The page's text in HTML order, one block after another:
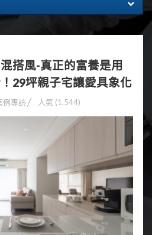
搭風-真正的富養是用
29坪親子宅讓愛具象化
例專訪 人氣 (1,544)